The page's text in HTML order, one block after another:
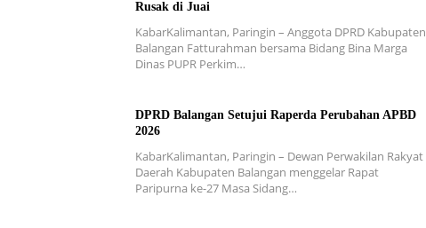
Rusak di Juai
KabarKalimantan, Paringin – Anggota DPRD Kabupaten
Balangan Fatturahman bersama Bidang Bina Marga
Dinas PUPR Perkim…
DPRD Balangan Setujui Raperda Perubahan APBD
2026
KabarKalimantan, Paringin – Dewan Perwakilan Rakyat
Daerah Kabupaten Balangan menggelar Rapat
Paripurna ke-27 Masa Sidang…